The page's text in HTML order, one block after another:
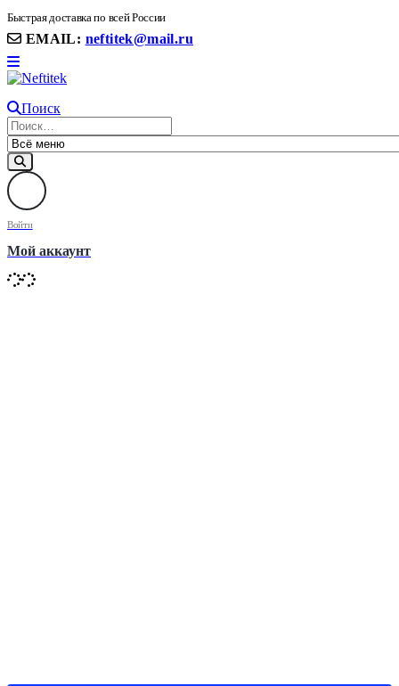
Быстрая доставка по всей России
EMAIL: neftitek@mail.ru
Поиск
Войти
Мой аккаунт
8(906) 399 11 22 | 8(905)367-58-58